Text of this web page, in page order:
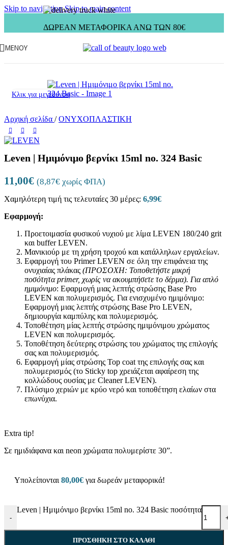
Skip to navigationSkip to main content
ΔΩΡΕΑΝ ΜΕΤΑΦΟΡΙΚΑ ΑΝΩ ΤΩΝ 80€
ΜΕΝΟΎ
Κλικ για μεγέθυνση
Αρχική σελίδα / ΟΝΥΧΟΠΛΑΣΤΙΚΗ
Leven | Ημιμόνιμο βερνίκι 15ml no. 324 Basic
11,00€ (8,87€ χωρίς ΦΠΑ)
Χαμηλότερη τιμή τις τελευταίες 30 μέρες: 6,99€
Εφαρμογή:
Προετοιμασία φυσικού νυχιού με λίμα LEVEN 180/240 grit
και buffer LEVEN.
Μανικιούρ με τη χρήση τροχού και κατάλληλων εργαλείων.
Εφαρμογή του Primer LEVEN σε όλη την επιφάνεια της
ονυχιαίας πλάκας (ΠΡΟΣΟΧΗ: Τοποθετήστε μικρή
ποσότηταprimer, χωρίς να ακουμπήσετε το δέρμα). Για απλό
ημιμόνιμο: Εφαρμογή μιας λεπτής στρώσης Base Pro
LEVEN και πολυμερισμός. Για ενισχυμένο ημιμόνιμο:
Εφαρμογή μιας λεπτής στρώσης Base Pro LEVEN,
δημιουργία καμπύλης και πολυμερισμός.
Τοποθέτηση μίας λεπτής στρώσης ημιμόνιμου χρώματος
LEVEN και πολυμερισμός.
Τοποθέτηση δεύτερης στρώσης του χρώματος της επιλογής
σας και πολυμερισμός.
Εφαρμογή μίας στρώσης Top coat της επιλογής σας και
πολυμερισμός (το Sticky top χρειάζεται αφαίρεση της
κολλώδους ουσίας με Cleaner LEVEN).
Πλύσιμο χεριών με κρύο νερό και τοποθέτηση ελαίων στα
επωνύχια.
Extra tip!
Σε ημιδιάφανα και neon χρώματα πολυμερίστε 30”.
Υπολείπονται 80,00€ για δωρεάν μεταφορικά!
-
Leven | Ημιμόνιμο βερνίκι 15ml no. 324 Basic ποσότητα
ΠΡΟΣΘΉΚΗ ΣΤΟ ΚΑΛΆΘΙ